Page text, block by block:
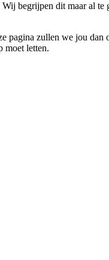
begrijpen dit maar al te
pagina zullen we jou dan
moet letten.